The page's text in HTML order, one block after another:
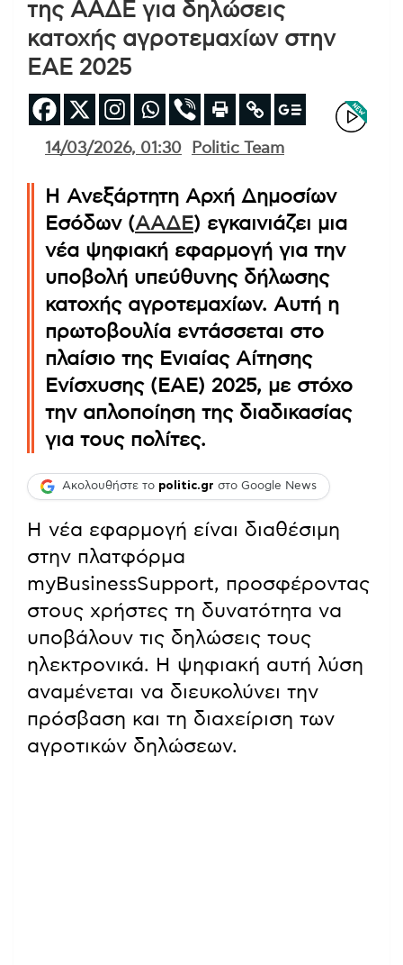
της ΑΑΔΕ για δηλώσεις
κατοχής αγροτεμαχίων στην
ΕΑΕ 2025
14/03/2026, 01:30 Politic Team
Η Ανεξάρτητη Αρχή Δημοσίων
Εσόδων (ΑΑΔΕ) εγκαινιάζει μια
νέα ψηφιακή εφαρμογή για την
υποβολή υπεύθυνης δήλωσης
κατοχής αγροτεμαχίων. Αυτή η
πρωτοβουλία εντάσσεται στο
πλαίσιο της Ενιαίας Αίτησης
Ενίσχυσης (ΕΑΕ) 2025, με στόχο
την απλοποίηση της διαδικασίας
για τους πολίτες.
Ακολουθήστε το politic.gr στο Google News
Η νέα εφαρμογή είναι διαθέσιμη
στην πλατφόρμα
myBusinessSupport, προσφέροντας
στους χρήστες τη δυνατότητα να
υποβάλουν τις δηλώσεις τους
ηλεκτρονικά. Η ψηφιακή αυτή λύση
αναμένεται να διευκολύνει την
πρόσβαση και τη διαχείριση των
αγροτικών δηλώσεων.